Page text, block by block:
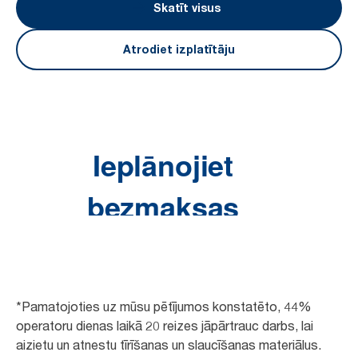
Skatīt visus
Atrodiet izplatītāju
*Pamatojoties uz mūsu pētījumos konstatēto, 44%
operatoru dienas laikā 20 reizes jāpārtrauc darbs, lai
aizietu un atnestu tīrīšanas un slaucīšanas materiālus.